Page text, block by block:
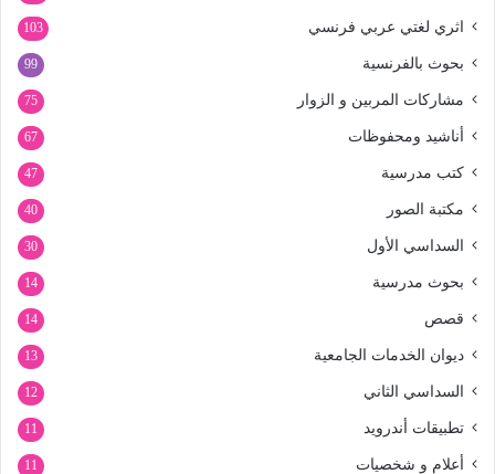
اثري لغتي عربي فرنسي 103
بحوث بالفرنسية 99
مشاركات المربين و الزوار 75
أناشيد ومحفوظات 67
كتب مدرسية 47
مكتبة الصور 40
السداسي الأول 30
بحوث مدرسية 14
قصص 14
ديوان الخدمات الجامعية 13
السداسي الثاني 12
تطبيقات أندرويد 11
أعلام و شخصيات 11